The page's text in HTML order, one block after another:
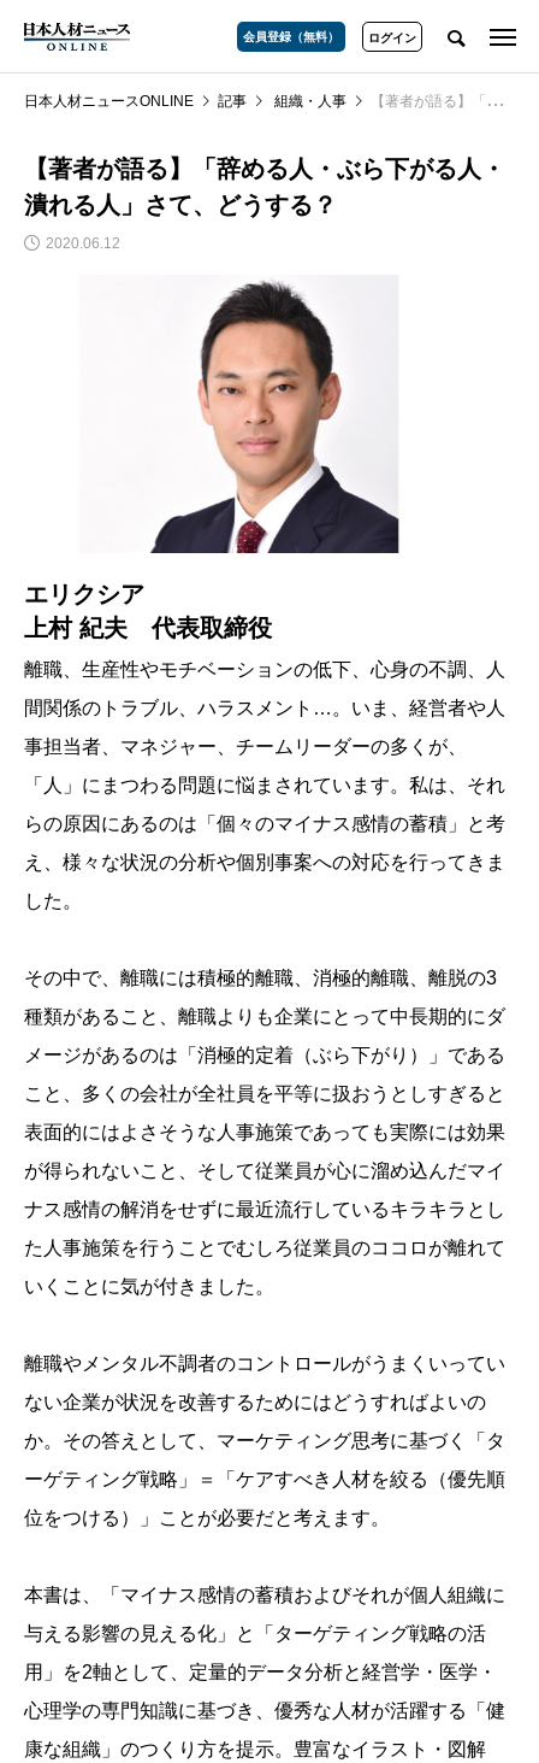
会員登録（無料） ログイン
日本人材ニュースONLINE 記事 組織・人事 【著者が語る】「辞める人・ぶら下がる人・潰れる人」さて、どうする？
【著者が語る】「辞める人・ぶら下がる人・
潰れる人」さて、どうする？
2020.06.12
エリクシア
上村 紀夫 代表取締役
離職、生産性やモチベーションの低下、心身の不調、人
間関係のトラブル、ハラスメント…。いま、経営者や人
事担当者、マネジャー、チームリーダーの多くが、
「人」にまつわる問題に悩まされています。私は、それ
らの原因にあるのは「個々のマイナス感情の蓄積」と考
え、様々な状況の分析や個別事案への対応を行ってきま
した。
その中で、離職には積極的離職、消極的離職、離脱の3
種類があること、離職よりも企業にとって中長期的にダ
メージがあるのは「消極的定着（ぶら下がり）」である
こと、多くの会社が全社員を平等に扱おうとしすぎると
表面的にはよさそうな人事施策であっても実際には効果
が得られないこと、そして従業員が心に溜め込んだマイ
ナス感情の解消をせずに最近流行しているキラキラとし
た人事施策を行うことでむしろ従業員のココロが離れて
いくことに気が付きました。
離職やメンタル不調者のコントロールがうまくいってい
ない企業が状況を改善するためにはどうすればよいの
か。その答えとして、マーケティング思考に基づく「タ
ーゲティング戦略」＝「ケアすべき人材を絞る（優先順
位をつける）」ことが必要だと考えます。
本書は、「マイナス感情の蓄積およびそれが個人組織に
与える影響の見える化」と「ターゲティング戦略の活
用」を2軸として、定量的データ分析と経営学・医学・
心理学の専門知識に基づき、優秀な人材が活躍する「健
康な組織」のつくり方を提示。豊富なイラスト・図解